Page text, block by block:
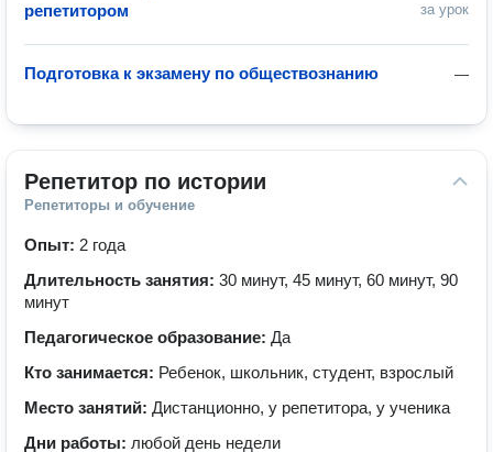
за урок
репетитором
—
Подготовка к экзамену по обществознанию
Репетитор по истории
Репетиторы и обучение
Опыт: 2 года
Длительность занятия: 30 минут, 45 минут, 60 минут, 90
минут
Педагогическое образование: Да
Кто занимается: Ребенок, школьник, студент, взрослый
Место занятий: Дистанционно, у репетитора, у ученика
Дни работы: любой день недели